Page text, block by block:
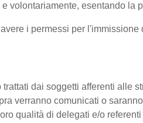
volontariamente, esentando
i permessi per
trattati dai soggetti afferenti alle
verranno comunicati o
qualità di delegati e/o